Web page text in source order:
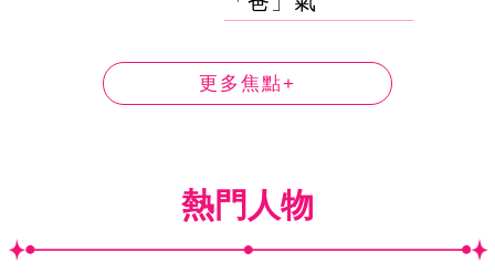
更多焦點+
熱門人物